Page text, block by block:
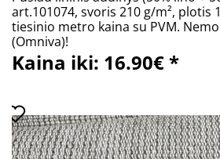
art.101074, svoris 210 g/m², plotis
tiesinio metro kaina su PVM.
(Omniva)!
Kaina iki: 16.90€ *